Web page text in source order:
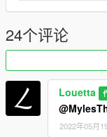
24个评论
Louetta
2022年05月